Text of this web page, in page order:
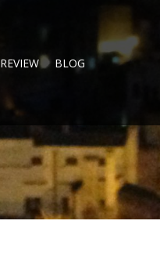
REVIEW BLOG